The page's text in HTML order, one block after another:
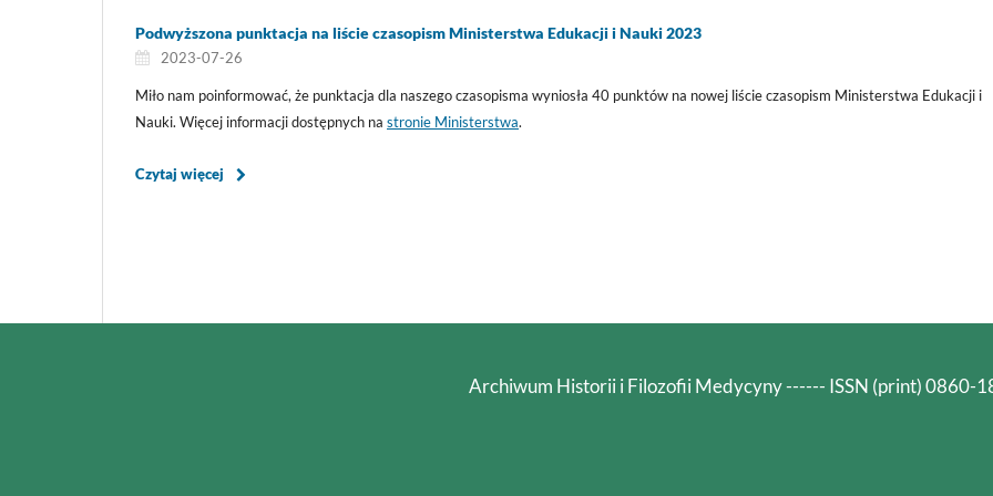
Podwyższona punktacja na liście czasopism Ministerstwa Edukacji i Nauki 2023
2023-07-26
Miło nam poinformować, że punktacja dla naszego czasopisma wyniosła 40 punktów na nowej liście czasopism Ministerstwa Edukacji i
Nauki. Więcej informacji dostępnych na stronie Ministerstwa.
Czytaj więcej
Archiwum Historii i Filozofii Medycyny ------ ISSN (print) 0860-